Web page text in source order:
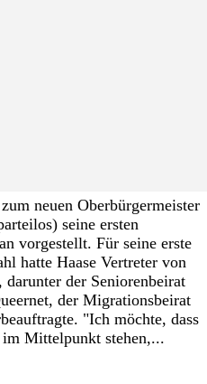
neuen Oberbürgermeister
seine ersten
vorgestellt. Für seine erste
hatte Haase Vertreter von
der Seniorenbeirat
der Migrationsbeirat
"Ich möchte, dass
Mittelpunkt stehen,...